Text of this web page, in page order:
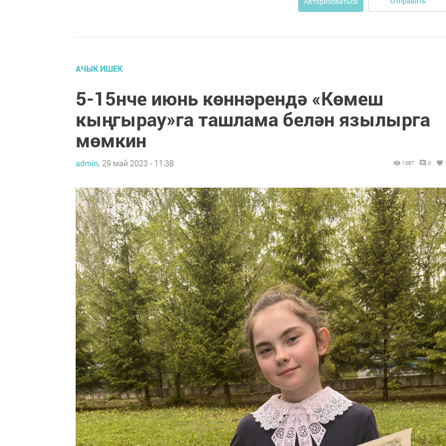
АЧЫК ИШЕК
5-15нче июнь көннәрендә «Көмеш
кыңгырау»га ташлама белән язылырга
мөмкин
admin, 29 май 2023 - 11:38 1387 0